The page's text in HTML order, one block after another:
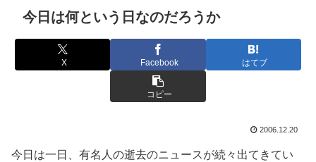
今日は何という日なのだろうか
X Facebook はてブ
コピー
2006.12.20
今日は一日、有名人の逝去のニュースが続々出てきてい